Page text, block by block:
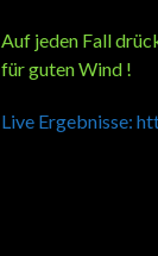
Auf jeden Fall
für guten Wind !
Live Ergebnisse: